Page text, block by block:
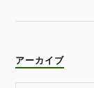
アーカイブ